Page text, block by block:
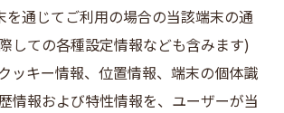
を通じてご利用の場合の当該端末の通
しての各種設定情報なども含みます)
ッキー情報、位置情報、端末の個体識
情報および特性情報を、ユーザーが当